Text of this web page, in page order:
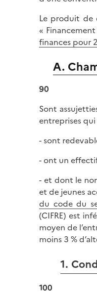
Le produit
«
finances pour
A.
90
Sont
entreprises qui
- sont
- ont un
- et dont le
et de jeunes
du code du
(CIFRE) est
moyen de
moins 3 %
1.
100